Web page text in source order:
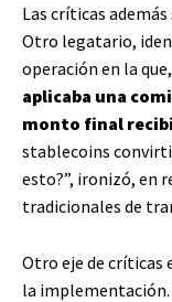
Las críticas
Otro legatario,
operación en la
aplicaba una
monto final
stablecoins
esto?”, ironizó, en
tradicionales de
Otro eje de críticas
la